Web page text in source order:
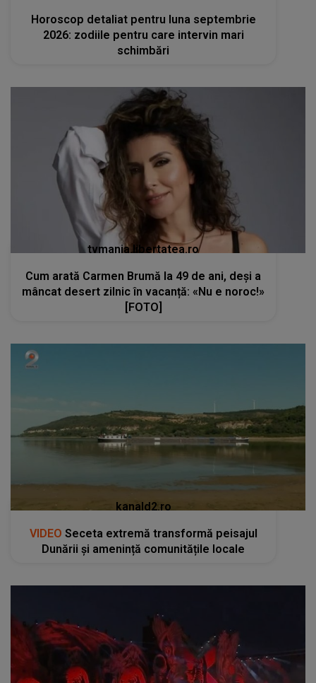
Horoscop detaliat pentru luna septembrie
2026: zodiile pentru care intervin mari
schimbări
tvmania.libertatea.ro
Cum arată Carmen Brumă la 49 de ani, deși a
mâncat desert zilnic în vacanță: «Nu e noroc!»
[FOTO]
kanald2.ro
VIDEO Seceta extremă transformă peisajul
Dunării și amenință comunitățile locale